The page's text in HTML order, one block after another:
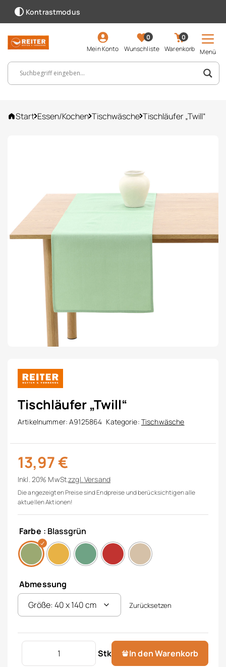
Kontrastmodus
Mein Konto
0
Wunschliste
0
Warenkorb
Menü
Suchbegriff, Artikelnummer ...
Start Essen/Kochen Tischwäsche Tischläufer „Twill“
Tischläufer „Twill“
Artikelnummer:A9125864 Kategorie: Tischwäsche
13,97€
Inkl. 20% MwSt.zzgl.Versand
Die angezeigten Preise sind Endpreise und berücksichtigen alle
aktuellen Aktionen!
Farbe : Blassgrün
Abmessung
Zurücksetzen
Stk
Tischläufer "Twill" Menge
In den Warenkorb